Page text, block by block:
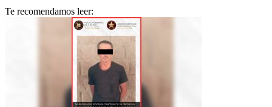
Te recomendamos leer: